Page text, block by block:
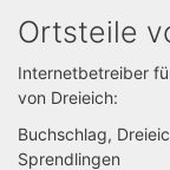
Ortsteile
Internetbetreiber
von Dreieich:
Buchschlag,
Sprendlingen